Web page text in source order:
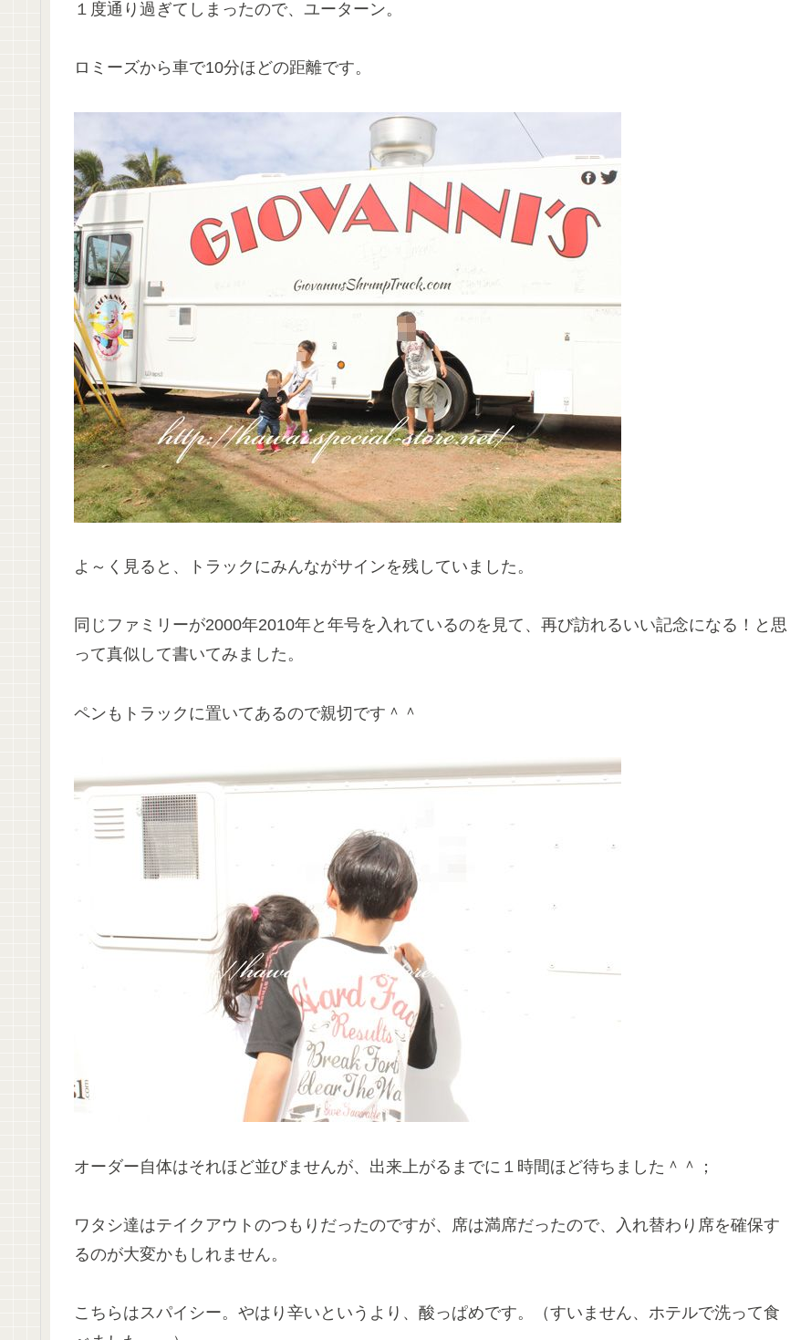
１度通り過ぎてしまったので、ユーターン。
ロミーズから車で10分ほどの距離です。
よ～く見ると、トラックにみんながサインを残していました。
同じファミリーが2000年2010年と年号を入れているのを見て、再び訪れるいい記念になる！と思
って真似して書いてみました。
ペンもトラックに置いてあるので親切です＾＾
オーダー自体はそれほど並びませんが、出来上がるまでに１時間ほど待ちました＾＾；
ワタシ達はテイクアウトのつもりだったのですが、席は満席だったので、入れ替わり席を確保す
るのが大変かもしれません。
こちらはスパイシー。やはり辛いというより、酸っぱめです。（すいません、ホテルで洗って食